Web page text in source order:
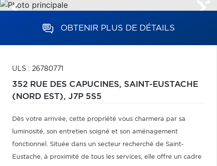
OBTENIR PLUS DE DÉTAILS
ULS : 26780771
352 RUE DES CAPUCINES, SAINT-EUSTACHE
(NORD EST), J7P 5S5
Dès votre arrivée, cette propriété vous charmera par sa
luminosité, son entretien soigné et son aménagement
fonctionnel. Située dans un secteur recherché de Saint-
Eustache, à proximité de tous les services, elle offre un cadre